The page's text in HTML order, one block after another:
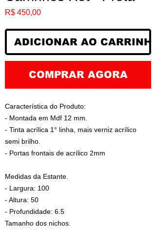
R$ 450,00Preço
ADICIONAR AO CARRINHO
COMPRAR AGORA
Característica do Produto:
- Montada em Mdf 12 mm.
- Tinta acrílica 1° linha, mais verniz acrílico
semi brilho.
- Portas frontais de acrílico 2mm
Medidas da Estante.
- Largura: 100
- Altura: 50
- Profundidade: 6.5
Tamanho dos nichos.